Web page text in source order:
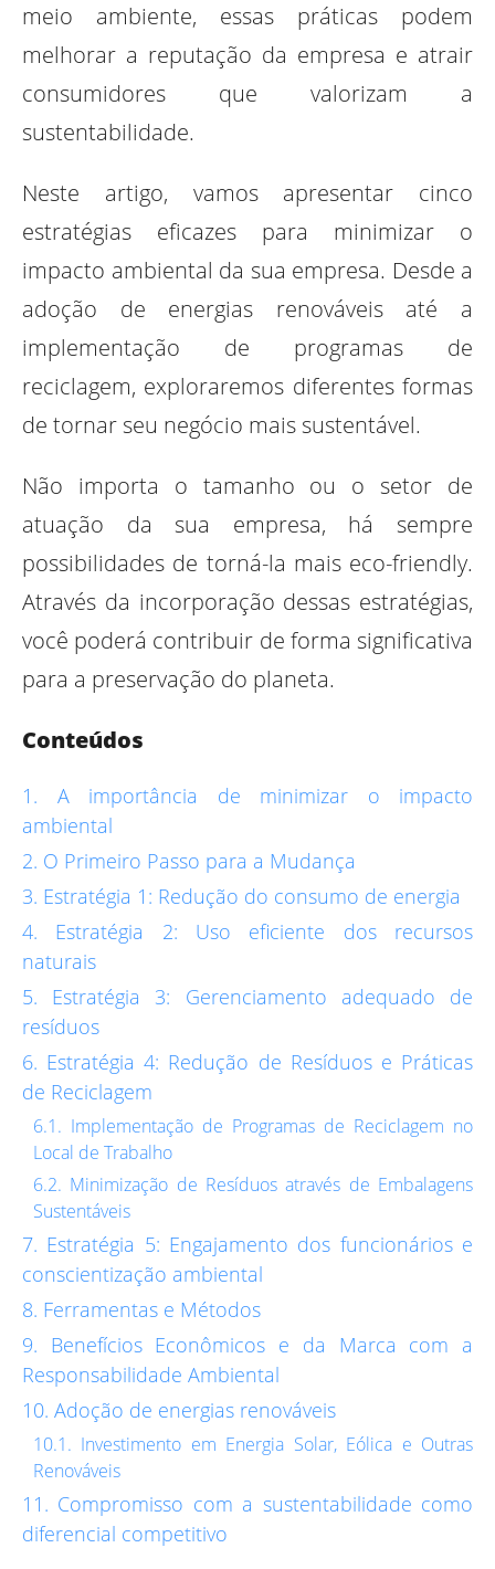
meio ambiente, essas práticas podem
melhorar a reputação da empresa e atrair
consumidores que valorizam a
sustentabilidade.
Neste artigo, vamos apresentar cinco
estratégias eficazes para minimizar o
impacto ambiental da sua empresa. Desde a
adoção de energias renováveis até a
implementação de programas de
reciclagem, exploraremos diferentes formas
de tornar seu negócio mais sustentável.
Não importa o tamanho ou o setor de
atuação da sua empresa, há sempre
possibilidades de torná-la mais eco-friendly.
Através da incorporação dessas estratégias,
você poderá contribuir de forma significativa
para a preservação do planeta.
Conteúdos
A importância de minimizar o impacto
ambiental
O Primeiro Passo para a Mudança
Estratégia 1: Redução do consumo de energia
Estratégia 2: Uso eficiente dos recursos
naturais
Estratégia 3: Gerenciamento adequado de
resíduos
Estratégia 4: Redução de Resíduos e Práticas
de Reciclagem
Implementação de Programas de Reciclagem no
Local de Trabalho
Minimização de Resíduos através de Embalagens
Sustentáveis
Estratégia 5: Engajamento dos funcionários e
conscientização ambiental
Ferramentas e Métodos
Benefícios Econômicos e da Marca com a
Responsabilidade Ambiental
Adoção de energias renováveis
Investimento em Energia Solar, Eólica e Outras
Renováveis
Compromisso com a sustentabilidade como
diferencial competitivo